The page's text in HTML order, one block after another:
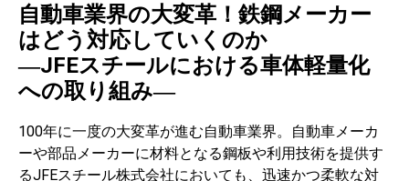
自動車業界の大変革！鉄鋼メーカー
はどう対応していくのか
―JFEスチールにおける車体軽量化
への取り組み―
100年に一度の大変革が進む自動車業界。自動車メーカ
ーや部品メーカーに材料となる鋼板や利用技術を提供す
るJFEスチール株式会社においても、迅速かつ柔軟な対